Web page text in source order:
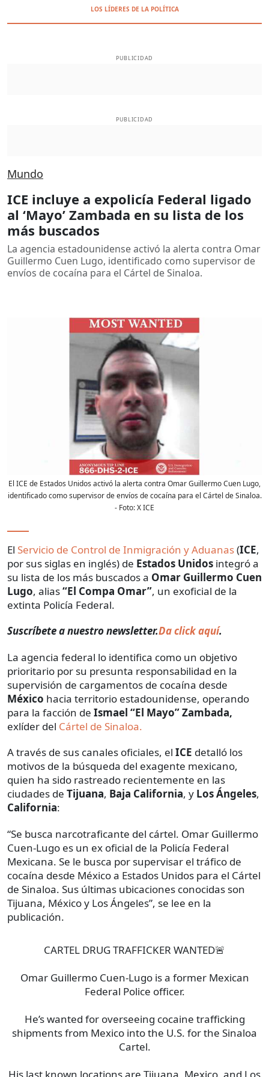
LOS LÍDERES DE LA POLÍTICA
PUBLICIDAD
PUBLICIDAD
Mundo
ICE incluye a expolicía Federal ligado
al ‘Mayo’ Zambada en su lista de los
más buscados
La agencia estadounidense activó la alerta contra Omar
Guillermo Cuen Lugo, identificado como supervisor de
envíos de cocaína para el Cártel de Sinaloa.
El ICE de Estados Unidos activó la alerta contra Omar Guillermo Cuen Lugo,
identificado como supervisor de envíos de cocaína para el Cártel de Sinaloa.
- Foto:X ICE
El Servicio de Control de Inmigración y Aduanas(ICE,
por sus siglas en inglés) de Estados Unidos integró a
su lista de los más buscados a Omar Guillermo Cuen
Lugo, alias“El Compa Omar”, un exoficial de la
extinta Policía Federal.
Suscríbete a nuestro newsletter.Da click aquí.
La agencia federal lo identifica como un objetivo
prioritario por su presunta responsabilidad en la
supervisión de cargamentos de cocaína desde
México hacia territorio estadounidense, operando
para la facción de Ismael “El Mayo” Zambada,
exlíder del Cártel de Sinaloa.
A través de sus canales oficiales, el ICE detalló los
motivos de la búsqueda del exagente mexicano,
quien ha sido rastreado recientemente en las
ciudades de Tijuana, Baja California, y Los Ángeles,
California:
“Se busca narcotraficante del cártel. Omar Guillermo
Cuen-Lugo es un ex oficial de la Policía Federal
Mexicana. Se le busca por supervisar el tráfico de
cocaína desde México a Estados Unidos para el Cártel
de Sinaloa. Sus últimas ubicaciones conocidas son
Tijuana, México y Los Ángeles”, se lee en la
publicación.
CARTEL DRUG TRAFFICKER WANTED🚨
Omar Guillermo Cuen-Lugo is a former Mexican
Federal Police officer.
He’s wanted for overseeing cocaine trafficking
shipments from Mexico into the U.S. for the Sinaloa
Cartel.
His last known locations are Tijuana, Mexico, and Los